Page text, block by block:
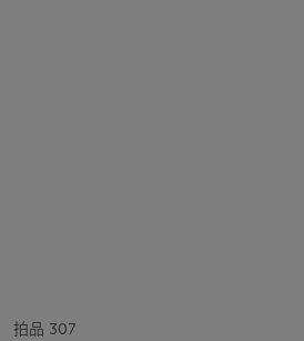
拍品 307